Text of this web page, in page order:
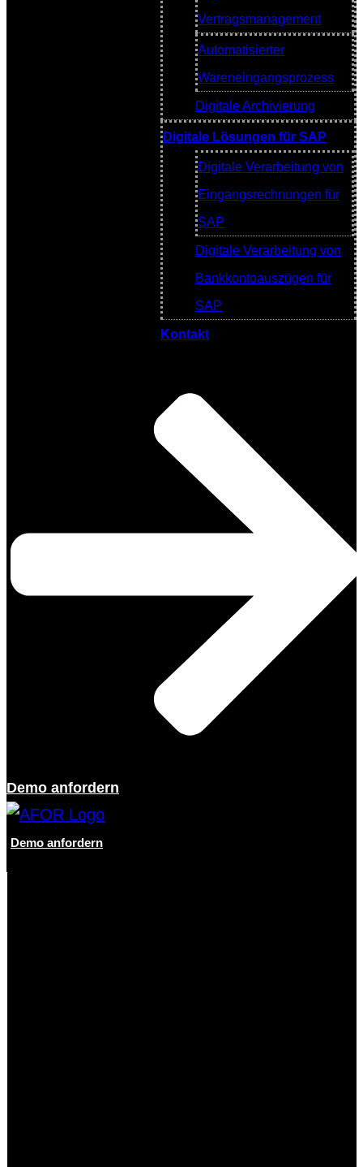
Vertragsmanagement
Automatisierter
Wareneingangsprozess
Digitale Archivierung
Digitale Lösungen für SAP
Digitale Verarbeitung von
Eingangsrechnungen für
SAP
Digitale Verarbeitung von
Bankkontoauszügen für
SAP
Kontakt
Demo anfordern
Demo anfordern